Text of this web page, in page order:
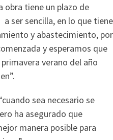
obra tiene un plazo de
ser sencilla, en lo que tiene
y abastecimiento, por
y esperamos que
verano del año
sea necesario se
ha asegurado que
manera posible para